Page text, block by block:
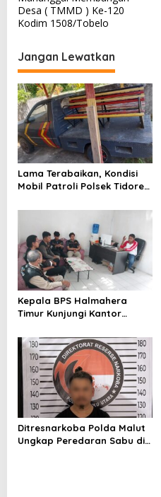
i
g
s
i
p
o
s
Desa ( TMMD ) Ke-120
Kodim 1508/Tobelo
Jangan Lewatkan
Lama Terabaikan, Kondisi
Mobil Patroli Polsek Tidore
Kapolda
Kepala BPS Halmahera
Timur Kunjungi Kantor
Percepat Pencacahan
SE2026
Ditresnarkoba Polda Malut
Ungkap Peredaran Sabu di